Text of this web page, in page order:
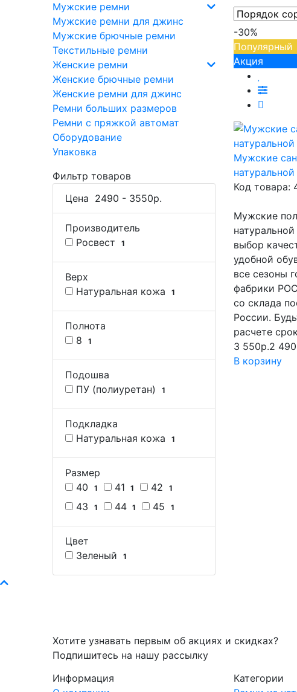
Мужские ремни
Мужские ремни для джинс
Мужские брючные ремни
Текстильные ремни
Женские ремни
Женские брючные ремни
Женские ремни для джинс
Ремни больших размеров
Ремни с пряжкой автомат
Оборудование
Упаковка
Фильтр товаров
Цена 2490 - 3550р.
Производитель
Росвест
1
Верх
Натуральная кожа
1
Полнота
8
1
Подошва
ПУ (полиуретан)
1
Подкладка
Натуральная кожа
1
Размер
40
1 41 1 42 1
43 1 44 1 45 1
Цвет
Зеленый
1
-30%
Популярный
Акция
Мужские
Код товара:
Мужские
выбор
удобной
все сезоны
фабрики
со склада
России.
расчете
3 550р.2
В корзину
Хотите узнавать первым об акциях и скидках?
Подпишитесь на нашу рассылку
Информация
Категории